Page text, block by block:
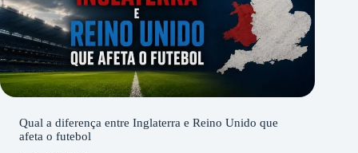
Qual a diferença entre Inglaterra e Reino Unido que
afeta o futebol